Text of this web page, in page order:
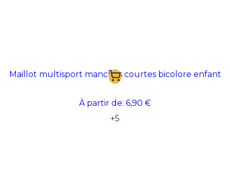
Maillot multisport manches courtes bicolore enfant
À partir de: 6,90 €
+5